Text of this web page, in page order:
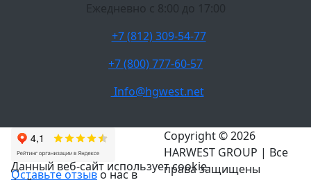
Ежедневно c 8:00 до 17:00
+7 (812) 309-54-77
+7 (800) 777-60-57
Info@hgwest.net
Оставьте отзыво нас в
Copyright © 2026
HARWEST GROUP | Все
права защищены
Данный веб-сайт использует cookie-